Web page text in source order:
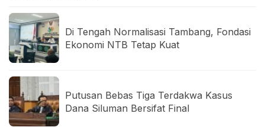
Di Tengah Normalisasi Tambang, Fondasi
Ekonomi NTB Tetap Kuat
Putusan Bebas Tiga Terdakwa Kasus
Dana Siluman Bersifat Final